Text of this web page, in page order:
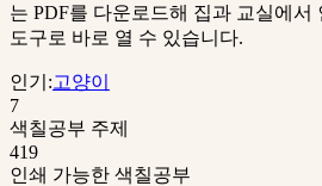
는 PDF를 다운로드해 집과 교실에서
도구로 바로 열 수 있습니다.
인기 :고양이
7
색칠공부 주제
419
인쇄 가능한 색칠공부